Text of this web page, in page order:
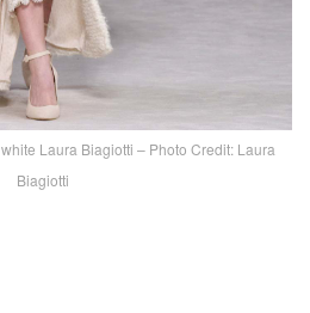
Laura Biagiotti – Photo Credit: Laura
Biagiotti